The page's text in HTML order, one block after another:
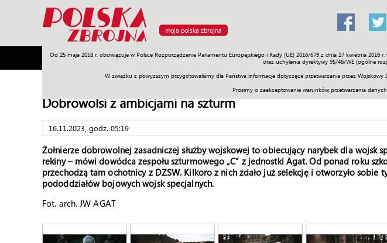
moja polska zbrojna
Od 25 maja 2018 r. obowiązuje w Polsce Rozporządzenie Parlamentu Europejskiego i Rady (UE) 2016/679 z dnia 27 kwietnia
oraz uchylenia dyrektywy 95/46/WE (ogólne
W związku z powyższym przygotowaliśmy dla Państwa informacje dotyczące przetwarzania przez
Prosimy o zaakceptowanie warunków przetwarzania
Armia Poligon Sprzęt Misje Polityka Prawo Świat Społeczność Sport
Dobrowolsi z ambicjami na szturm
16.11.2023, godz. 05:19
Żołnierze dobrowolnej zasadniczej służby wojskowej to obiecujący narybek dla wojsk
rekiny – mówi dowódca zespołu szturmowego „C” z jednostki Agat. Od ponad roku
przechodzą tam ochotnicy z DZSW. Kilkoro z nich zdało już selekcję i otworzyło sobie
pododdziałów bojowych wojsk specjalnych.
Fot. arch. JW AGAT